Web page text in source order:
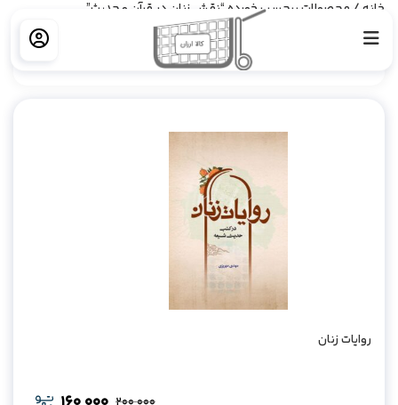
خانه/ محصولات برچسب خورده “نقش زنان در قرآن و حدیث”
روایات زنان